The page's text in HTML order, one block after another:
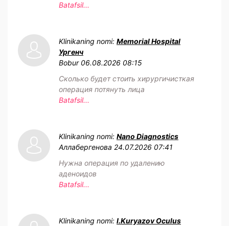
Batafsil...
Klinikaning nomi: Memorial Hospital
Ургенч
Bobur 06.08.2026 08:15
Сколько будет стоить хирургичисткая
операция потянуть лица
Batafsil...
Klinikaning nomi: Nano Diagnostics
Аллабергенова 24.07.2026 07:41
Нужна операция по удалению
аденоидов
Batafsil...
Klinikaning nomi: I.Kuryazov Oculus